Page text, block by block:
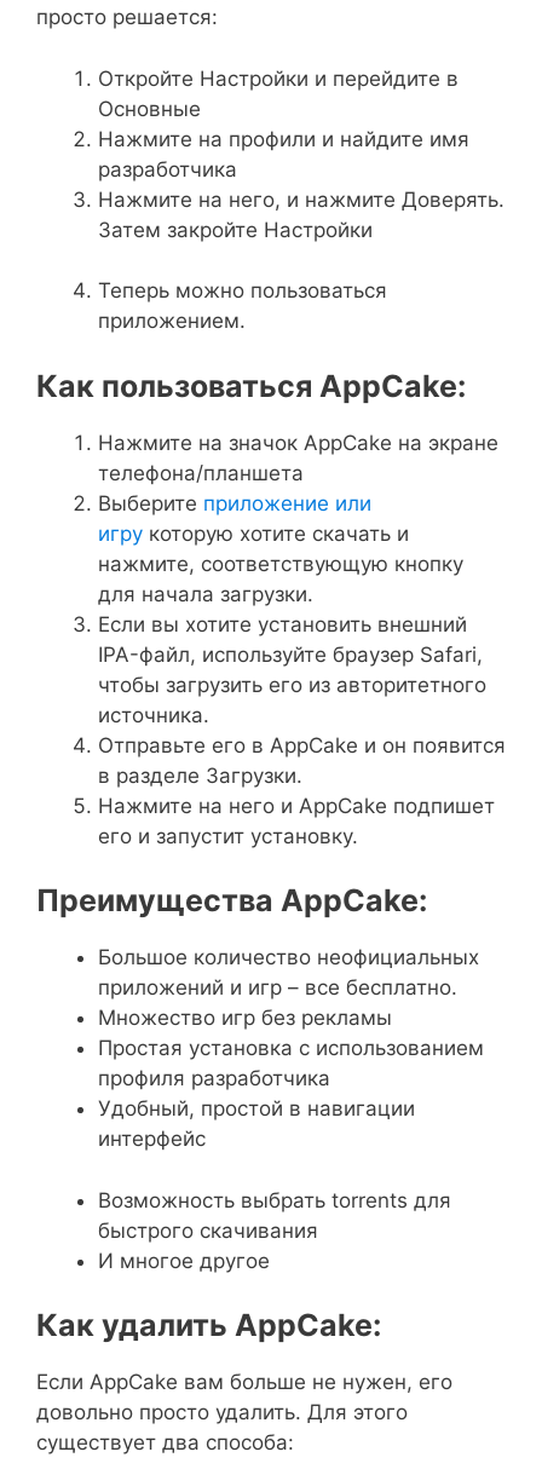
просто решается:
Откройте Настройки и перейдите в
Основные
Нажмите на профили и найдите имя
разработчика
Нажмите на него, и нажмите Доверять.
Затем закройте Настройки
Теперь можно пользоваться
приложением.
Как пользоваться AppCake:
Нажмите на значок AppCake на экране
телефона/планшета
Выберите приложение или
игру которую хотите скачать и
нажмите, соответствующую кнопку
для начала загрузки.
Если вы хотите установить внешний
IPA-файл, используйте браузер Safari,
чтобы загрузить его из авторитетного
источника.
Отправьте его в AppCake и он появится
в разделе Загрузки.
Нажмите на него и AppCake подпишет
его и запустит установку.
Преимущества AppCake:
Большое количество неофициальных
приложений и игр – все бесплатно.
Множество игр без рекламы
Простая установка с использованием
профиля разработчика
Удобный, простой в навигации
интерфейс
Возможность выбрать torrents для
быстрого скачивания
И многое другое
Как удалить AppCake:
Если AppCake вам больше не нужен, его
довольно просто удалить. Для этого
существует два способа: